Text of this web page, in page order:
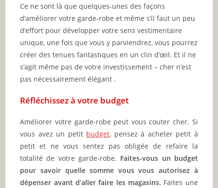
Ce ne sont là que quelques-unes des façons
d’améliorer votre garde-robe et même s’il faut un peu
d’effort pour développer votre sens vestimentaire
unique, une fois que vous y parviendrez, vous pourrez
créer des tenues fantastiques en un clin d’œil. Et il ne
s’agit même pas de votre investissement – cher n’est
pas nécessairement élégant .
Réfléchissez à votre budget
Améliorer votre garde-robe peut vous couter cher. Si
vous avez un petit budget, pensez à acheter petit à
petit et ne vous sentez pas obligée de refaire la
totalité de votre garde-robe. Faites-vous un budget
pour savoir quelle somme vous vous autorisez à
dépenser avant d’aller faire les magasins. Faites une